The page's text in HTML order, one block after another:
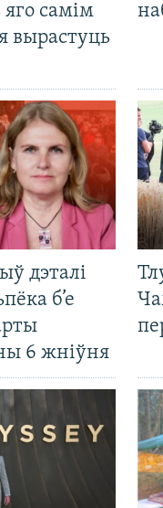
яго самім
вырастуць
дэталі
б’е
6 жніўня